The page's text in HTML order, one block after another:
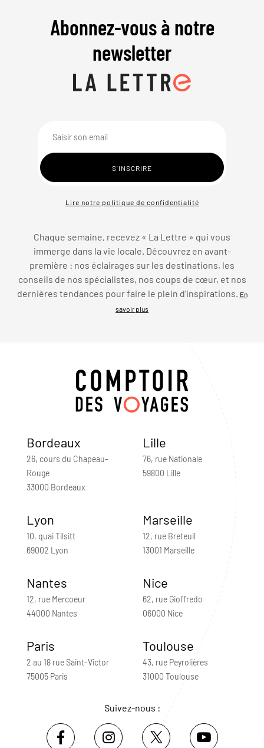
Abonnez-vous à notre
newsletter
Lire notre politique de confidentialité
Chaque semaine, recevez « La Lettre » qui vous
immerge dans la vie locale. Découvrez en avant-
première : nos éclairages sur les destinations, les
conseils de nos spécialistes, nos coups de cœur, et nos
dernières tendances pour faire le plein d’inspirations. En
savoir plus
Bordeaux
26, cours du Chapeau-
Rouge
33000 Bordeaux
Lille
76, rue Nationale
59800 Lille
Lyon
10, quai Tilsitt
69002 Lyon
Marseille
12, rue Breteuil
13001 Marseille
Nantes
12, rue Mercoeur
44000 Nantes
Nice
62, rue Gioffredo
06000 Nice
Paris
2 au 18 rue Saint-Victor
75005 Paris
Toulouse
43, rue Peyrolières
31000 Toulouse
Suivez-nous :